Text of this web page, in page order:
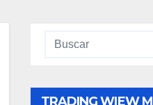
TRADING WIEW